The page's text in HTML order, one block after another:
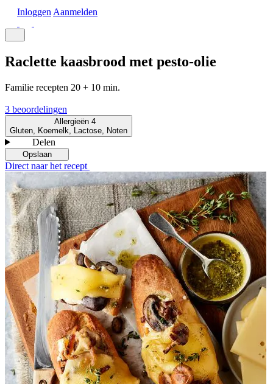
Inloggen Aanmelden
Raclette kaasbrood met pesto-olie
Familie recepten 20 + 10 min.
3 beoordelingen
Allergieën 4
Gluten, Koemelk, Lactose, Noten
Delen
Opslaan
Direct naar het recept